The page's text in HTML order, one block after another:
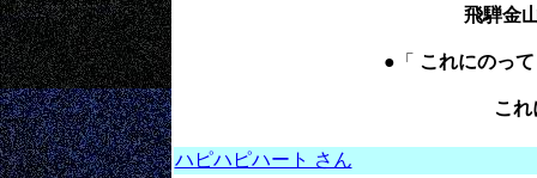
飛騨金
●「 これにのっ
これ
ハピハピハート さん